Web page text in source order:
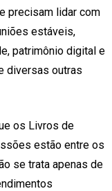
precisam lidar com
estáveis,
patrimônio digital e
diversas outras
os Livros de
estão entre os
se trata apenas de